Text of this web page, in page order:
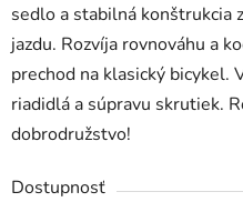
sedlo a stabilná konštrukcia
jazdu. Rozvíja rovnováhu a
prechod na klasický bicykel.
riadidlá a súpravu skrutiek.
dobrodružstvo!
Dostupnosť